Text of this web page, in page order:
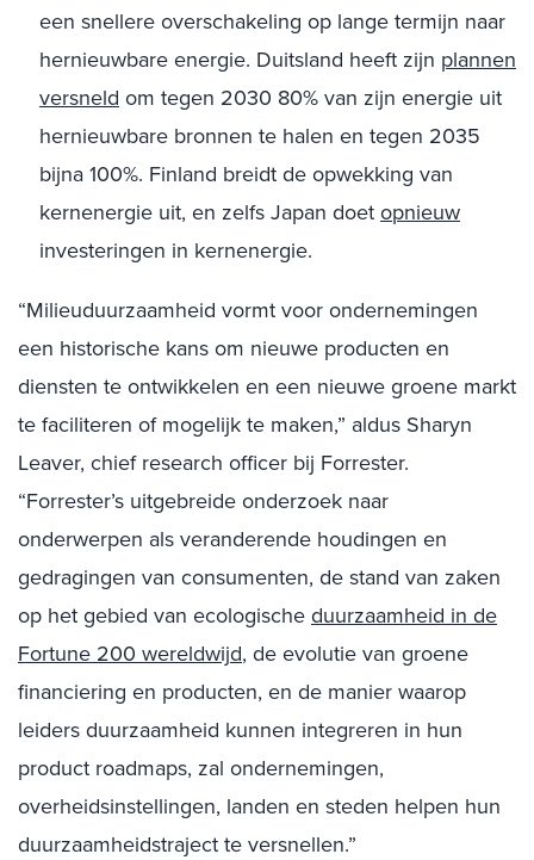
een snellere overschakeling op lange termijn naar
hernieuwbare energie. Duitsland heeft zijn plannen
versneld om tegen 2030 80% van zijn energie uit
hernieuwbare bronnen te halen en tegen 2035
bijna 100%. Finland breidt de opwekking van
kernenergie uit, en zelfs Japan doetopnieuw
investeringen in kernenergie.
“Milieuduurzaamheid vormt voor ondernemingen
een historische kans om nieuwe producten en
diensten te ontwikkelen en een nieuwe groene markt
te faciliteren of mogelijk te maken,” aldus Sharyn
Leaver, chief research officer bij Forrester.
“Forrester’s uitgebreide onderzoek naar
onderwerpen als veranderende houdingen en
gedragingen van consumenten, de stand van zaken
op het gebied van ecologischeduurzaamheid in de
Fortune 200 wereldwijd, de evolutie van groene
financiering en producten, en de manier waarop
leiders duurzaamheid kunnen integreren in hun
product roadmaps, zal ondernemingen,
overheidsinstellingen, landen en steden helpen hun
duurzaamheidstraject te versnellen.”